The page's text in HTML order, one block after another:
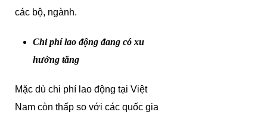
các bộ, ngành.
Chi phí lao động đang có xu
hướng tăng
Mặc dù chi phí lao động tại Việt
Nam còn thấp so với các quốc gia